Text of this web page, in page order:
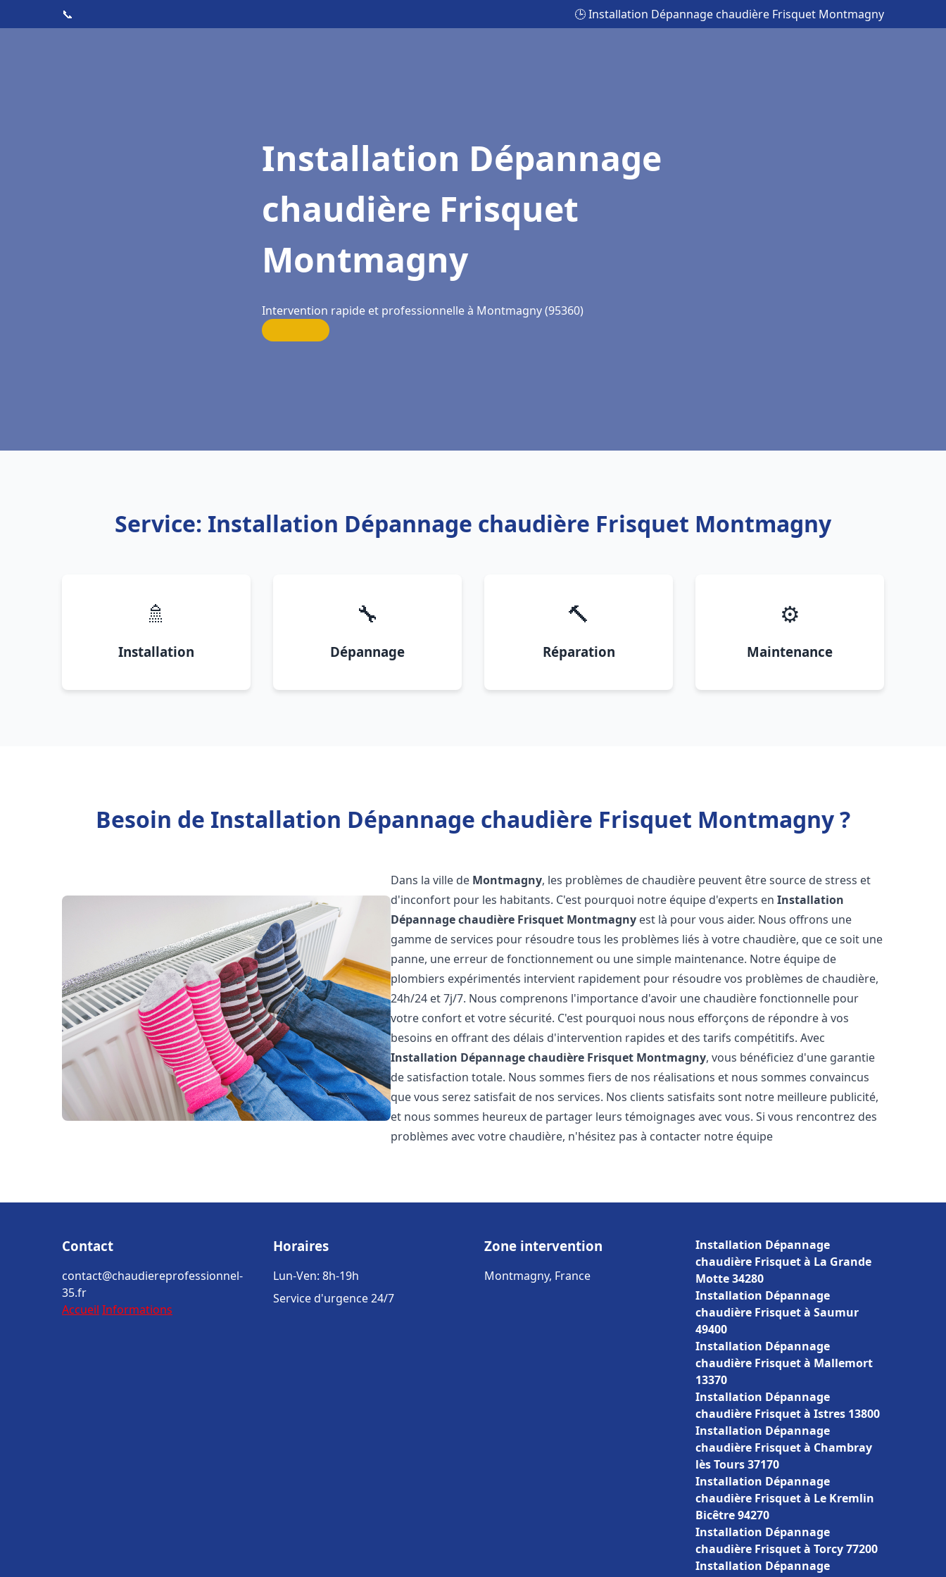
📞 🕒 Installation Dépannage chaudière Frisquet Montmagny
Installation Dépannage
chaudière Frisquet
Montmagny
Intervention rapide et professionnelle à Montmagny (95360)
Service: Installation Dépannage chaudière Frisquet Montmagny
🚿
Installation
🔧
Dépannage
🔨
Réparation
⚙️
Maintenance
Besoin de Installation Dépannage chaudière Frisquet Montmagny ?
Dans la ville de Montmagny, les problèmes de chaudière peuvent être source de stress et
d'inconfort pour les habitants. C'est pourquoi notre équipe d'experts enInstallation
Dépannage chaudière Frisquet Montmagny est là pour vous aider. Nous offrons une
gamme de services pour résoudre tous les problèmes liés à votre chaudière, que ce soit une
panne, une erreur de fonctionnement ou une simple maintenance. Notre équipe de
plombiers expérimentés intervient rapidement pour résoudre vos problèmes de chaudière,
24h/24 et 7j/7. Nous comprenons l'importance d'avoir une chaudière fonctionnelle pour
votre confort et votre sécurité. C'est pourquoi nous nous efforçons de répondre à vos
besoins en offrant des délais d'intervention rapides et des tarifs compétitifs. Avec
Installation Dépannage chaudière Frisquet Montmagny, vous bénéficiez d'une garantie
de satisfaction totale. Nous sommes fiers de nos réalisations et nous sommes convaincus
que vous serez satisfait de nos services. Nos clients satisfaits sont notre meilleure publicité,
et nous sommes heureux de partager leurs témoignages avec vous. Si vous rencontrez des
problèmes avec votre chaudière, n'hésitez pas à contacter notre équipe
Contact
contact@chaudiereprofessionnel-
35.fr
Accueil Informations
Horaires
Lun-Ven: 8h-19h
Service d'urgence 24/7
Zone intervention
Montmagny, France
Installation Dépannage
chaudière Frisquet à La Grande
Motte 34280
Installation Dépannage
chaudière Frisquet à Saumur
49400
Installation Dépannage
chaudière Frisquet à Mallemort
13370
Installation Dépannage
chaudière Frisquet à Istres 13800
Installation Dépannage
chaudière Frisquet à Chambray
lès Tours 37170
Installation Dépannage
chaudière Frisquet à Le Kremlin
Bicêtre 94270
Installation Dépannage
chaudière Frisquet à Torcy 77200
Installation Dépannage